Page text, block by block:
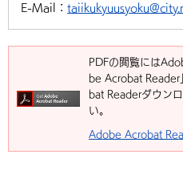
E-Mail：
PDFの閲覧には
be Acrobat Reader
bat Readerダウン
い。
Adobe Acrobat